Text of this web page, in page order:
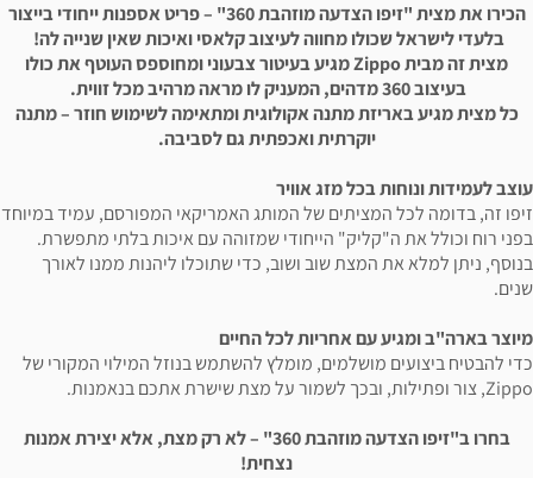
הכירו את מצית "זיפו הצדעה מוזהבת 360" – פריט אספנות ייחודי בייצור
בלעדי לישראל שכולו מחווה לעיצוב קלאסי ואיכות שאין שנייה לה!
מצית זה מבית Zippo מגיע בעיטור צבעוני ומחוספס העוטף את כולו
בעיצוב 360 מדהים, המעניק לו מראה מרהיב מכל זווית.
כל מצית מגיע באריזת מתנה אקולוגית ומתאימה לשימוש חוזר – מתנה
יוקרתית ואכפתית גם לסביבה.
עוצב לעמידות ונוחות בכל מזג אוויר
זיפו זה, בדומה לכל המציתים של המותג האמריקאי המפורסם, עמיד במיוחד
בפני רוח וכולל את ה"קליק" הייחודי שמזוהה עם איכות בלתי מתפשרת.
בנוסף, ניתן למלא את המצת שוב ושוב, כדי שתוכלו ליהנות ממנו לאורך
שנים.
מיוצר בארה"ב ומגיע עם אחריות לכל החיים
כדי להבטיח ביצועים מושלמים, מומלץ להשתמש בנוזל המילוי המקורי של
Zippo, צור ופתילות, ובכך לשמור על מצת שישרת אתכם בנאמנות.
בחרו ב"זיפו הצדעה מוזהבת 360" – לא רק מצת, אלא יצירת אמנות
נצחית!